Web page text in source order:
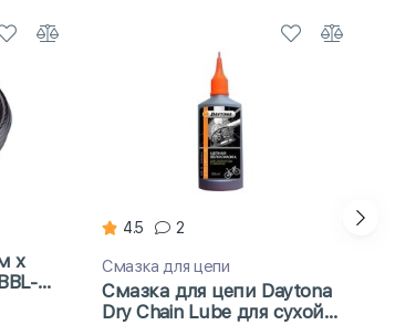
x
4.5 2
Смазка для цепи
Смазка для цепи Daytona
Dry Chain Lube для сухой